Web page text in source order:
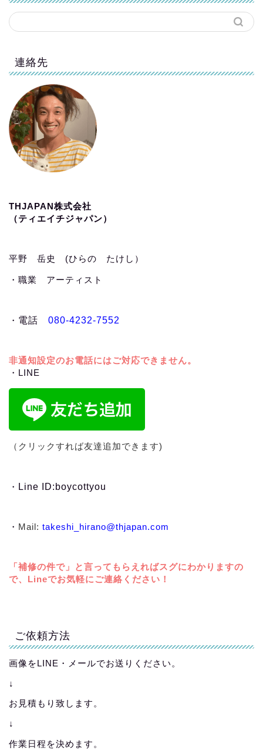
連絡先
THJAPAN株式会社
（ティエイチジャパン）
平野 岳史 (ひらの たけし）
・職業 アーティスト
・ 電話 080-4232-7552
非通知設定のお電話にはご対応できません。
・LINE
（クリックすれば友達追加できます)
・ Line ID:boycottyou
・ Mail: takeshi_hirano@thjapan.com
「補修の件で」と言ってもらえればスグにわかりますの
で、Lineでお気軽にご連絡ください！
ご依頼方法
画像をLINE・メールでお送りください。
↓
お見積もり致します。
↓
作業日程を決めます。